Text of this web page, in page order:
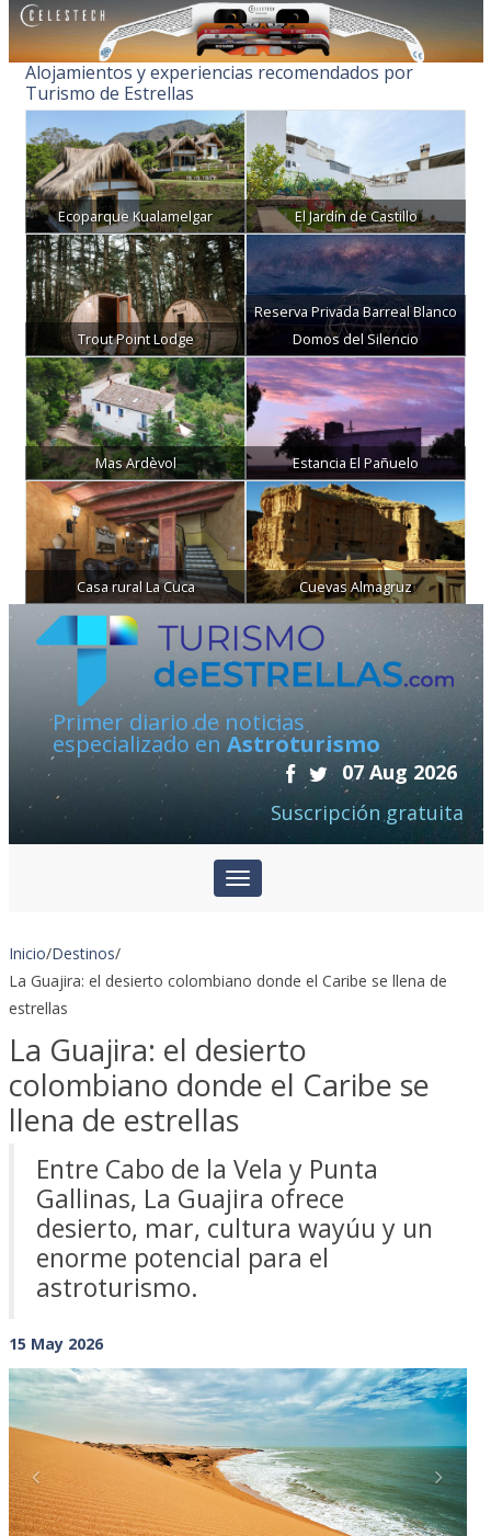
Alojamientos y experiencias recomendados por
Turismo de Estrellas
Ecoparque Kualamelgar El Jardín de Castillo
Trout Point Lodge
Reserva Privada Barreal Blanco
Domos del Silencio
Mas Ardèvol Estancia El Pañuelo
Casa rural La Cuca Cuevas Almagruz
Primer diario de noticias
especializado en Astroturismo
07 Aug 2026
Suscripción gratuita
Inicio/Destinos/
La Guajira: el desierto colombiano donde el Caribe se llena de
estrellas
La Guajira: el desierto
colombiano donde el Caribe se
llena de estrellas
Entre Cabo de la Vela y Punta
Gallinas, La Guajira ofrece
desierto, mar, cultura wayúu y un
enorme potencial para el
astroturismo.
15 May 2026
Previous Next